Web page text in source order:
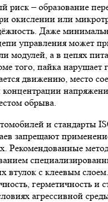
риск – образование
окислении или
Даже
управления может
модулей, а в цепях
того, пайка нарушает
движению, место
концентрации
обрыва.
и стандарты
запрещают
Рекомендованные
втулок с клеевым
герметичность и
агрессивной